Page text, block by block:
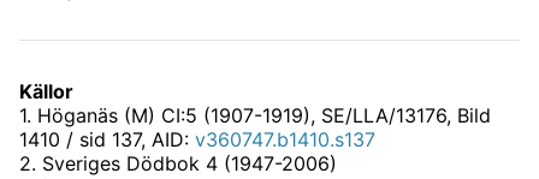
Källor
1. Höganäs (M) CI:5 (1907-1919), SE/LLA/13176, Bild
1410 / sid 137, AID: v360747.b1410.s137
2. Sveriges Dödbok 4 (1947-2006)